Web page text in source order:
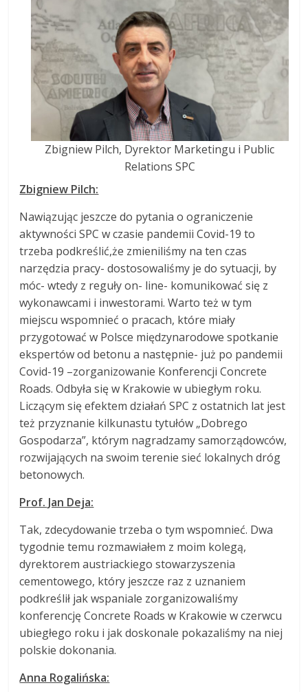
Zbigniew Pilch, Dyrektor Marketingu i Public
Relations SPC
Zbigniew Pilch:
Nawiązując jeszcze do pytania o ograniczenie
aktywności SPC w czasie pandemii Covid-19 to
trzeba podkreślić,że zmieniliśmy na ten czas
narzędzia pracy- dostosowaliśmy je do sytuacji, by
móc- wtedy z reguły on- line- komunikować się z
wykonawcami i inwestorami. Warto też w tym
miejscu wspomnieć o pracach, które miały
przygotować w Polsce międzynarodowe spotkanie
ekspertów od betonu a następnie- już po pandemii
Covid-19 –zorganizowanie Konferencji Concrete
Roads. Odbyła się w Krakowie w ubiegłym roku.
Liczącym się efektem działań SPC z ostatnich lat jest
też przyznanie kilkunastu tytułów „Dobrego
Gospodarza”, którym nagradzamy samorządowców,
rozwijających na swoim terenie sieć lokalnych dróg
betonowych.
Prof. Jan Deja:
Tak, zdecydowanie trzeba o tym wspomnieć. Dwa
tygodnie temu rozmawiałem z moim kolegą,
dyrektorem austriackiego stowarzyszenia
cementowego, który jeszcze raz z uznaniem
podkreślił jak wspaniale zorganizowaliśmy
konferencję Concrete Roads w Krakowie w czerwcu
ubiegłego roku i jak doskonale pokazaliśmy na niej
polskie dokonania.
Anna Rogalińska: